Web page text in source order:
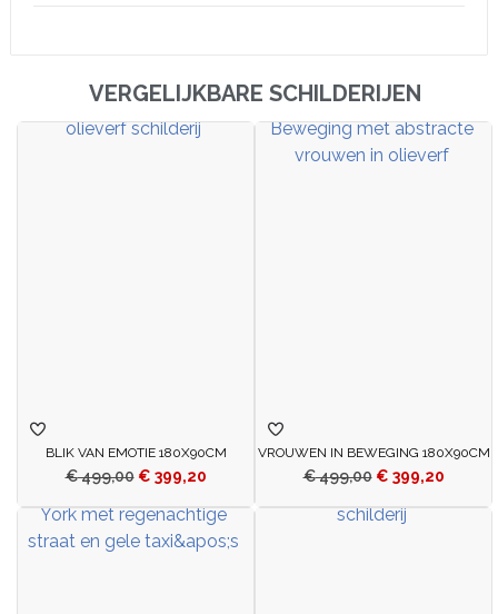
VERGELIJKBARE SCHILDERIJEN
BLIK VAN EMOTIE 180X90CM
€499,00 € 399,20
VROUWEN IN BEWEGING 180X90CM
€499,00 € 399,20